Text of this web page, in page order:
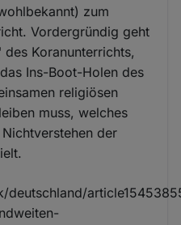
zum
Vordergründig geht
Koranunterrichts,
Ins-Boot-Holen des
religiösen
muss, welches
der